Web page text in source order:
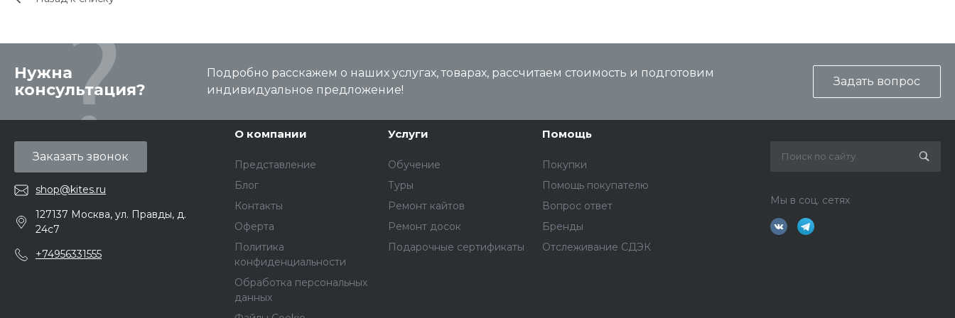
Нужна
консультация?
Подробно расскажем о наших услугах, товарах, рассчитаем стоимость и подготовим
индивидуальное предложение!
Задать вопрос
Заказать звонок
shop@kites.ru
127137 Москва, ул. Правды, д.
24с7
+74956331555
О компании
Представление
Блог
Контакты
Оферта
Политика
конфиденциальности
Обработка персональных
данных
Услуги
Обучение
Туры
Ремонт кайтов
Ремонт досок
Подарочные сертификаты
Помощь
Покупки
Помощь покупателю
Вопрос ответ
Бренды
Отслеживание СДЭК
Мы в соц. сетях